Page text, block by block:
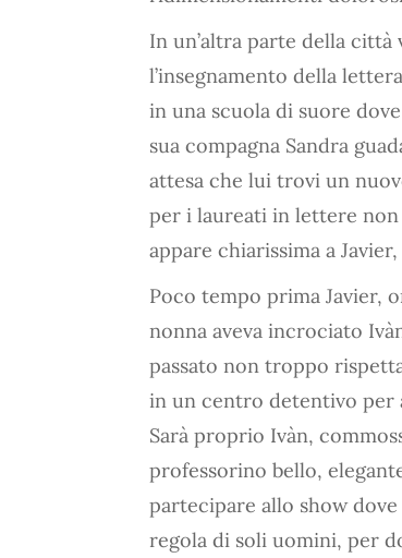
In un’altra parte della
l’insegnamento della
in una scuola di suore
sua compagna Sandra
attesa che lui trovi un
per i laureati in lettere
appare chiarissima a
Poco tempo prima Javier,
nonna aveva incrociato
passato non troppo
in un centro detentivo per
Sarà proprio Ivàn,
professorino bello,
partecipare allo show
regola di soli uomini, per